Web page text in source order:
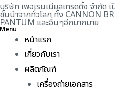
บริษัท เพอเรนเนียลเทรดดิ้ง จำกัด
ชั้นนำจากทั่วโลก ทั้ง CANNON
PANTUM และอื่นๆอีกมากมาย
Menu
หน้าแรก
เกี่ยวกับเรา
ผลิตภัณฑ์
เครื่องถ่ายเอกสาร